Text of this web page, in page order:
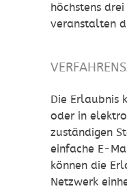
höchstens
veranstalten
Die Erlaubnis
oder in
zuständigen
einfache E-
können die
Netzwerk